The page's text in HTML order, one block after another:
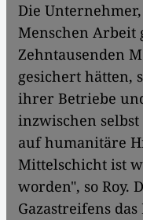
Die
Menschen Arbeit
Zehntausenden
gesichert hätten,
ihrer Betriebe
inzwischen
auf humanitäre
Mittelschicht ist
worden", so Roy.
Gazastreifens